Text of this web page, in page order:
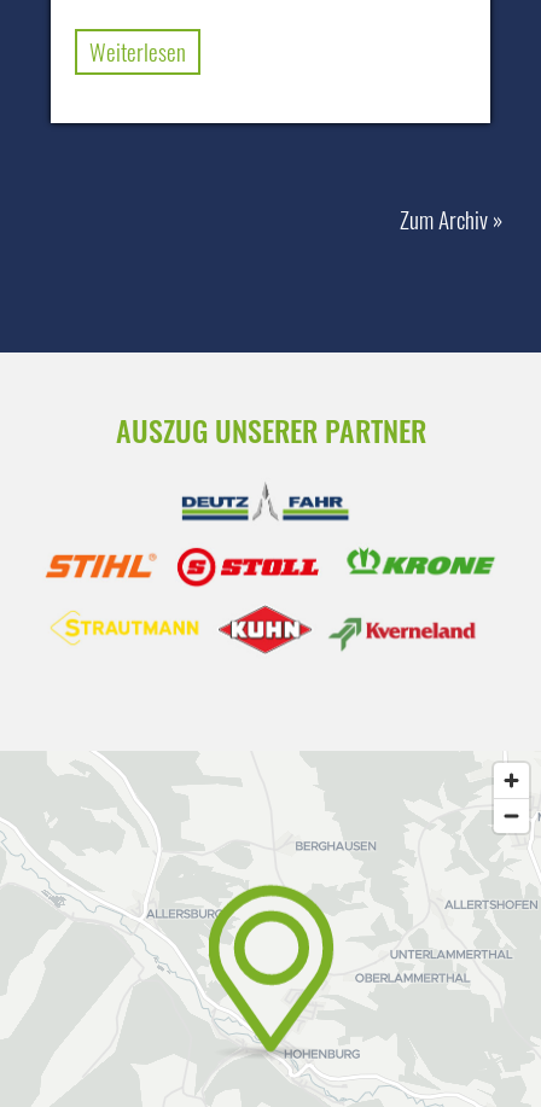
Weiterlesen
Zum Archiv »
AUSZUG UNSERER PARTNER